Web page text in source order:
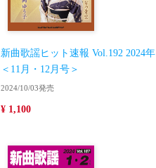
新曲歌謡ヒット速報 Vol.192 2024年
＜11月・12月号＞
2024/10/03発売
¥ 1,100